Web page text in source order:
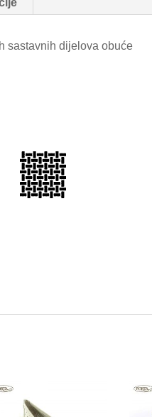
sastavnih dijelova obuće